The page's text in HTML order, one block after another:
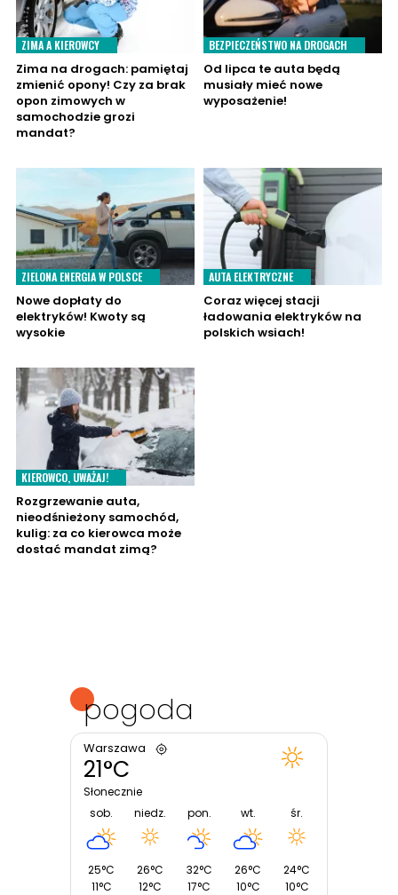
ZIMA A KIEROWCY
Zima na drogach: pamiętaj
zmienić opony! Czy za brak
opon zimowych w
samochodzie grozi
mandat?
BEZPIECZEŃSTWO NA DROGACH
Od lipca te auta będą
musiały mieć nowe
wyposażenie!
ZIELONA ENERGIA W POLSCE
Nowe dopłaty do
elektryków! Kwoty są
wysokie
AUTA ELEKTRYCZNE
Coraz więcej stacji
ładowania elektryków na
polskich wsiach!
KIEROWCO, UWAŻAJ!
Rozgrzewanie auta,
nieodśnieżony samochód,
kulig: za co kierowca może
dostać mandat zimą?
pogoda
Warszawa
21°C
Słonecznie
sob.
25°C
11°C
niedz.
26°C
12°C
pon.
32°C
17°C
wt.
26°C
10°C
śr.
24°C
10°C